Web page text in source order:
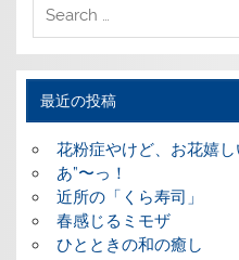
最近の投稿
花粉症やけど、お花嬉し
あ”〜っ！
近所の「くら寿司」
春感じるミモザ
ひとときの和の癒し